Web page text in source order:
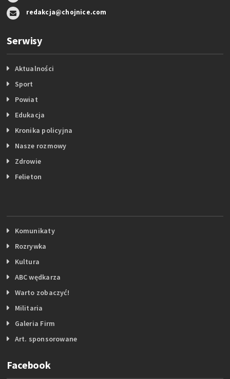
redakcja@chojnice.com
Serwisy
Aktualności
Sport
Powiat
Edukacja
Kronika policyjna
Nasze rozmowy
Zdrowie
Felieton
Komunikaty
Rozrywka
Kultura
ABC wędkarza
Warto zobaczyć!
Militaria
Galeria Firm
Art. sponsorowane
Facebook